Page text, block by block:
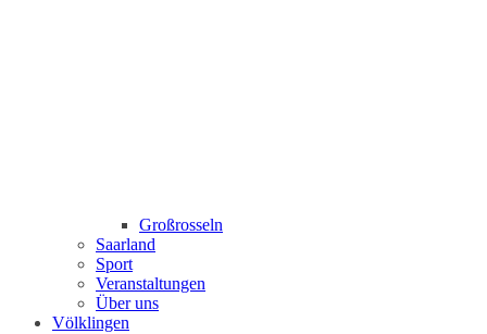
Großrosseln
Saarland
Sport
Veranstaltungen
Über uns
Völklingen